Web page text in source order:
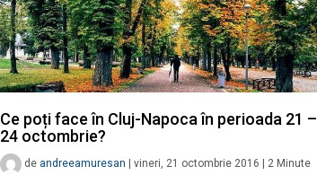
Ce poți face în Cluj-Napoca în perioada 21 –
24 octombrie?
de andreeamuresan vineri, 21 octombrie 2016 2 Minute